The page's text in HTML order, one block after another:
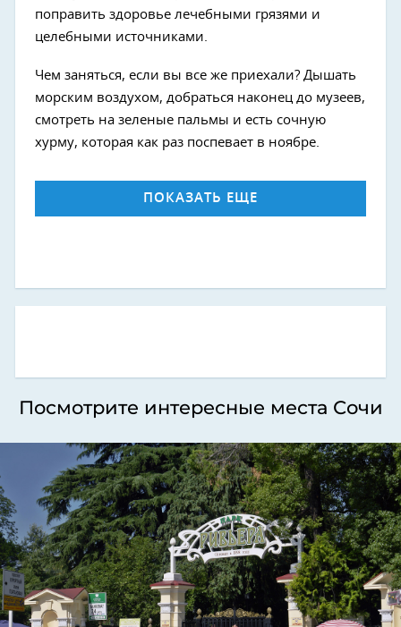
поправить здоровье лечебными грязями и
целебными источниками.
Чем заняться, если вы все же приехали? Дышать
морским воздухом, добраться наконец до музеев,
смотреть на зеленые пальмы и есть сочную
хурму, которая как раз поспевает в ноябре.
ПОКАЗАТЬ ЕЩЕ
Посмотрите интересные места Сочи